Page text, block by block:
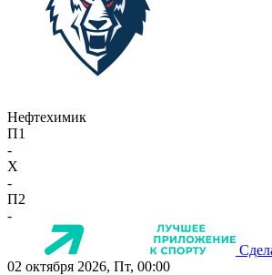
Нефтехимик
П1
-
X
-
П2
-
02 октября 2026, Пт, 00:00